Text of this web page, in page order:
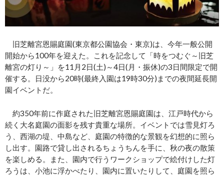
旧芝離宮恩賜庭園(東京都公園協会・東京)は、今年一般公開
開始から100年を迎えた。これを記念して「時をつむぐ～旧芝
離宮の灯り～」を11月2日(土)～4日(月・振休)の3日間限定で開
催する。日没から20時(最終入園は19時30分)までの夜間延長開
園イベントだ。
約350年前に作庭された旧芝離宮恩賜庭園は、江戸時代から
続く大名庭園の面影を残す貴重な場所。イベントでは雪見灯ろ
う、西湖の堤、中島など、庭園の特徴的な景観を幻想的に照ら
し出す。園路で貸し出されるちょうちんを手に、秋の夜の散策
を楽しめる。また、園内で行うワークショップで絵付けした灯
ろうは、小池に浮かべたり、園内に置いたりして、庭園を照ら